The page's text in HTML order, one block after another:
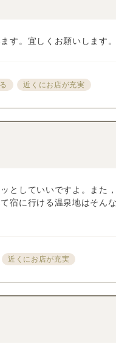
す。宜しくお願いします
近くにお店が充実
していいですよ。また
宿に行ける温泉地はそん
近くにお店が充実